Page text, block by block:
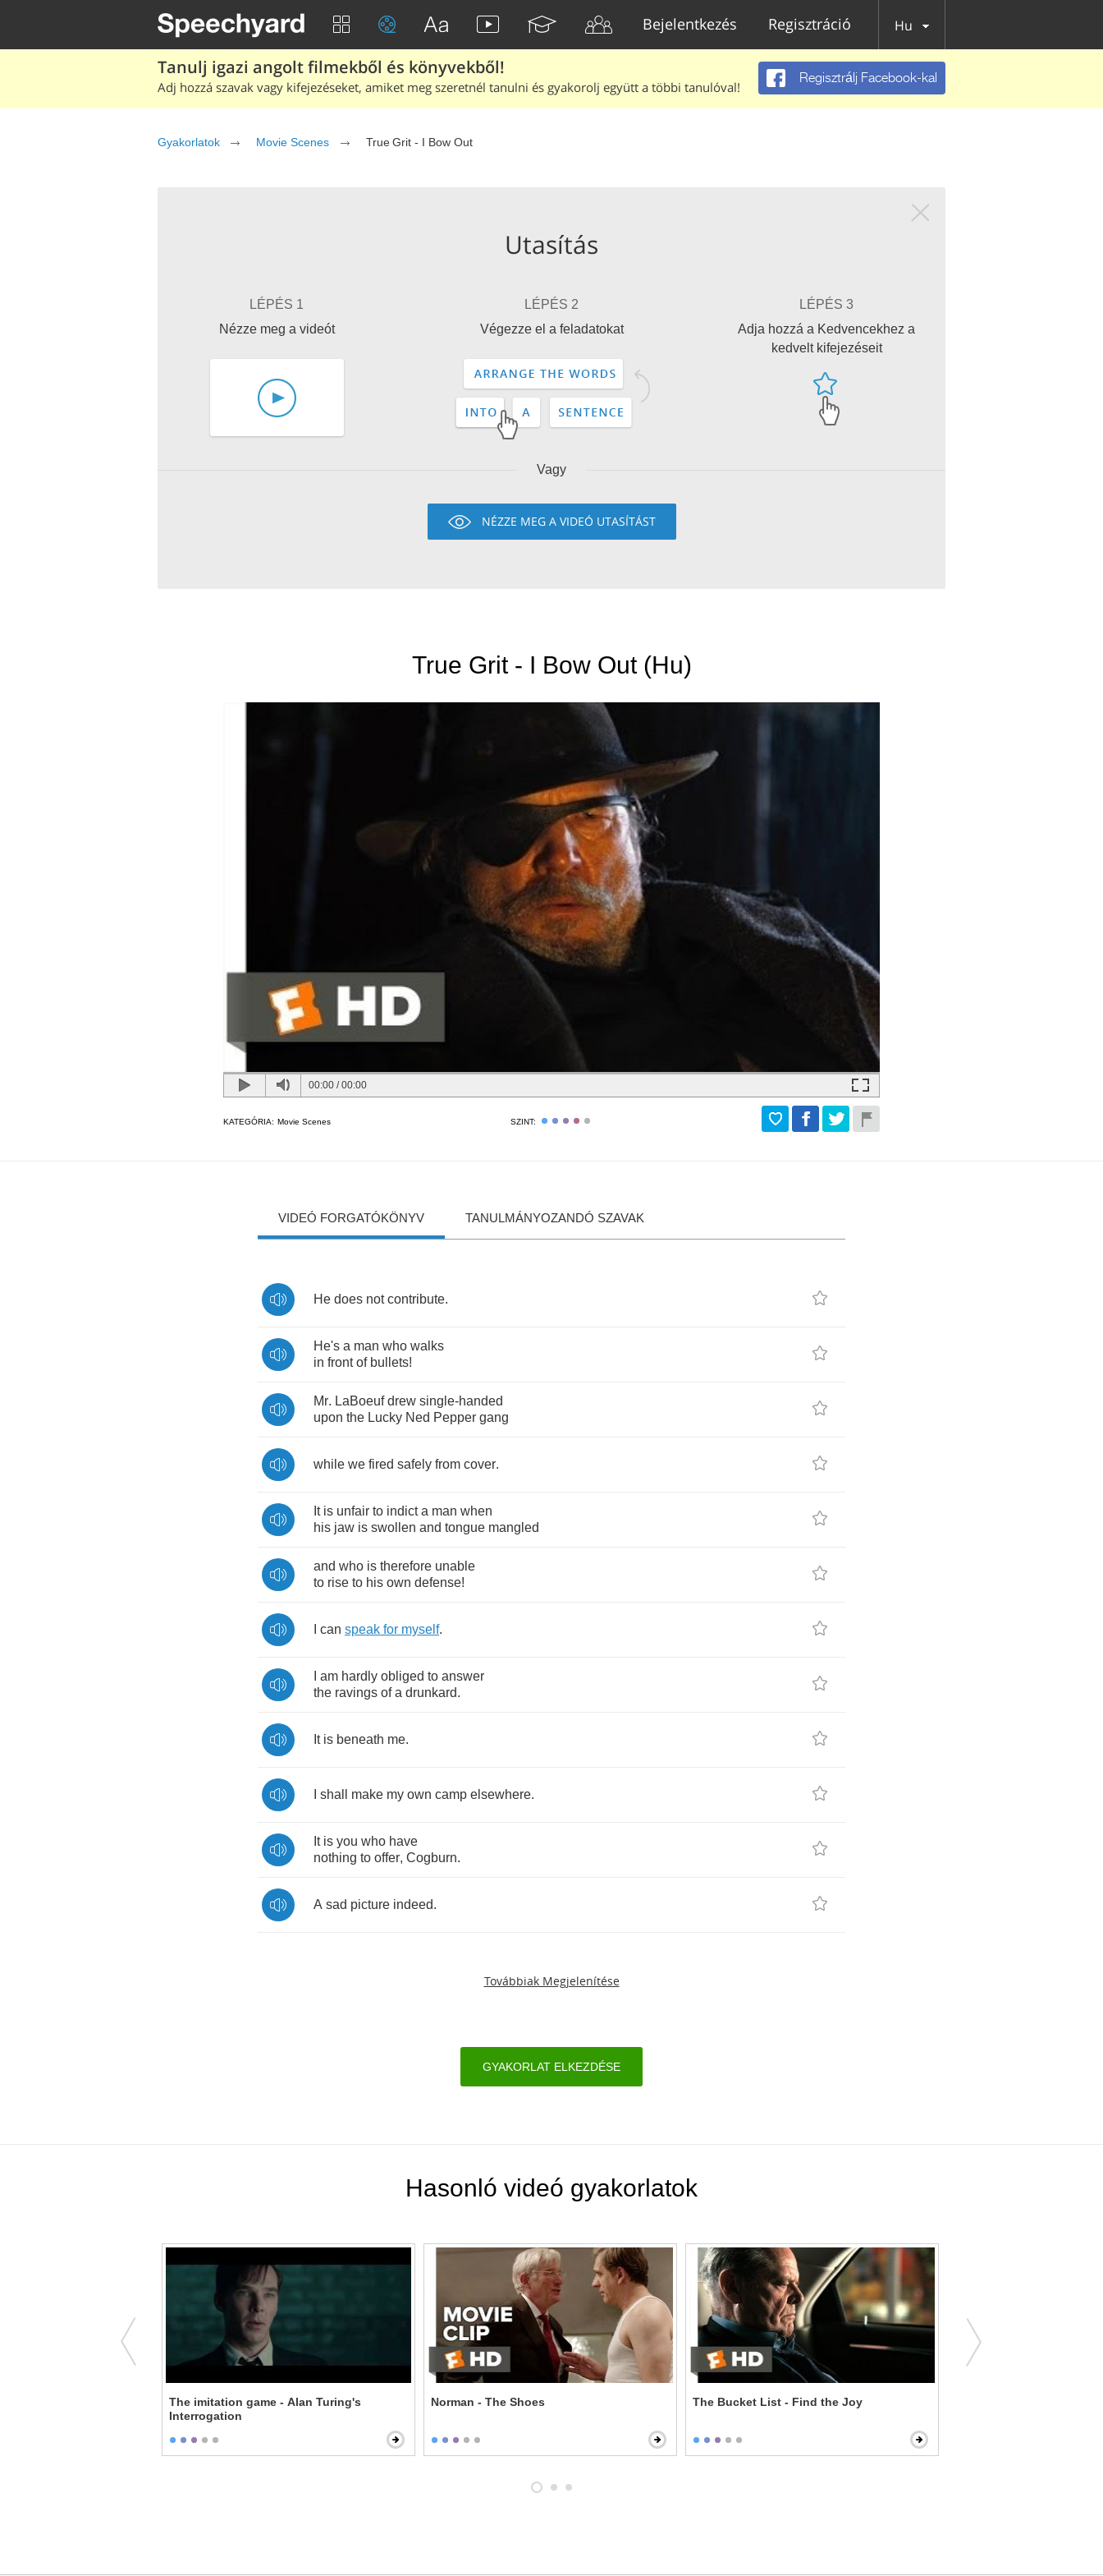
Bejelentkezés Regisztráció Hu
Tanulj igazi angolt filmekből és könyvekből!
Adj hozzá szavak vagy kifejezéseket, amiket meg szeretnél tanulni és gyakorolj együtt a többi tanulóval!
Regisztrálj Facebook-kal
Gyakorlatok Movie Scenes True Grit - I Bow Out
Utasítás
LÉPÉS 1
Nézze meg a videót
LÉPÉS 2
Végezze el a feladatokat
LÉPÉS 3
Adja hozzá a Kedvencekhez a
kedvelt kifejezéseit
Vagy
NÉZZE MEG A VIDEÓ UTASÍTÁST
True Grit - I Bow Out (Hu)
00:00 /00:00
KATEGÓRIA: Movie Scenes SZINT:
VIDEÓ FORGATÓKÖNYV TANULMÁNYOZANDÓ SZAVAK
He does not contribute.
He's a man who walks
in front of bullets!
Mr. LaBoeuf drew single-handed
upon the Lucky Ned Pepper gang
while we fired safely from cover.
It is unfair to indict a man when
his jaw is swollen and tongue mangled
and who is therefore unable
to rise to his own defense!
can speak for myself.
am hardly obliged to answer
the ravings of a drunkard.
It is beneath me.
shall make my own camp elsewhere.
It is you who have
nothing to offer, Cogburn.
A sad picture indeed.
Továbbiak Megjelenítése
GYAKORLAT ELKEZDÉSE
Hasonló videó gyakorlatok
The imitation game - Alan Turing's
Interrogation
Norman - The Shoes The Bucket List - Find the Joy